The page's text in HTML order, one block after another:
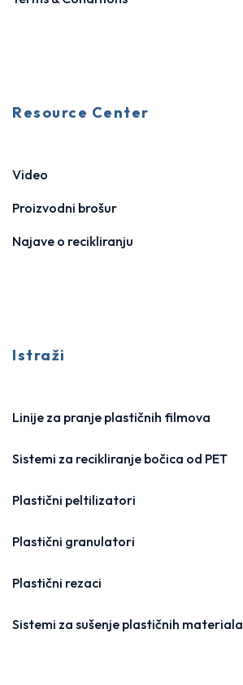
Resource Center
Video
Proizvodni brošur
Najave o recikliranju
Istraži
Linije za pranje plastičnih filmova
Sistemi za recikliranje bočica od PET
Plastični peltilizatori
Plastični granulatori
Plastični rezaci
Sistemi za sušenje plastičnih materiala